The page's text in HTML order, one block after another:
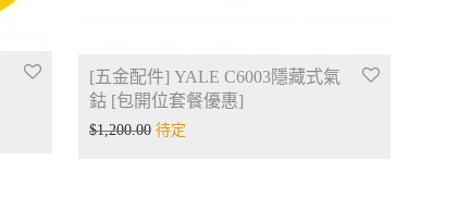
[五金配件] YALE C6003隱藏式氣
鈷 [包開位套餐優惠]
$1,200.00 待定